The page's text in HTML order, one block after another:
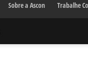
Sobre a Ascon Trabalhe